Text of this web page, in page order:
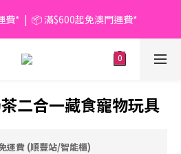
費*  |  📦 滿$600起免澳門運費*
費*  |  📦 滿$600起免澳門運費*
$6 |  任選* 24件 即減 $30 🥫 (按此了
解更多)
費*  |  📦 滿$600起免澳門運費*
二合一藏食寵物玩具
運費 (順豐站/智能櫃)